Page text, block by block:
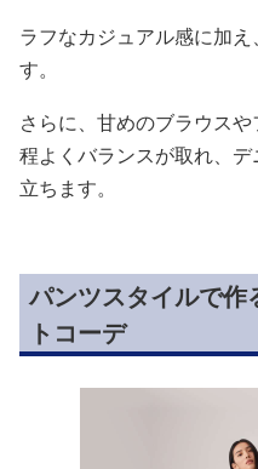
ラフなカジュアル感に加
す。
さらに、甘めのブラウスや
程よくバランスが取れ、
立ちます。
パンツスタイルで作
トコーデ